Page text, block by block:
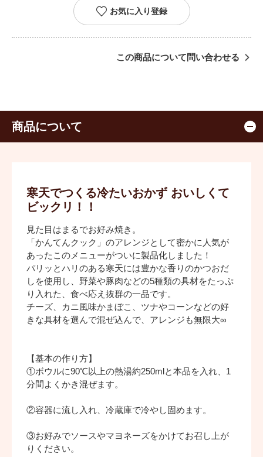
お気に入り登録
この商品について問い合わせる
商品について
寒天でつくる冷たいおかず おいしくて
ビックリ！！
見た目はまるでお好み焼き。
「かんてんクック」のアレンジとして密かに人気が
あったこのメニューがついに製品化しました！
パリッとハリのある寒天には豊かな香りのかつおだ
しを使用し、野菜や豚肉などの5種類の具材をたっぷ
り入れた、食べ応え抜群の一品です。
チーズ、カニ風味かまぼこ、ツナやコーンなどの好
きな具材を選んで混ぜ込んで、アレンジも無限大∞
【基本の作り方】
①ボウルに90℃以上の熱湯約250mlと本品を入れ、1
分間よくかき混ぜます。
②容器に流し入れ、冷蔵庫で冷やし固めます。
③お好みでソースやマヨネーズをかけてお召し上が
りください。